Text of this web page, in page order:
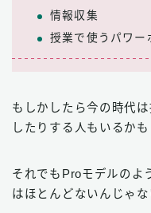
情報収集
授業で使うパワー
もしかしたら今の時代
したりする人もいるか
それでもProモデルのよ
はほとんどないんじゃな